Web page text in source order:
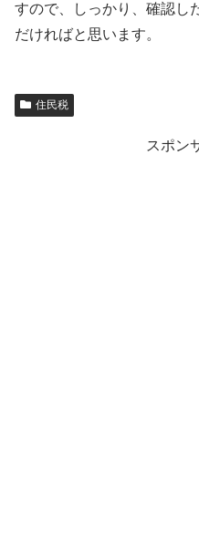
すので、しっかり、確認し
だければと思います。
住民税
スポン